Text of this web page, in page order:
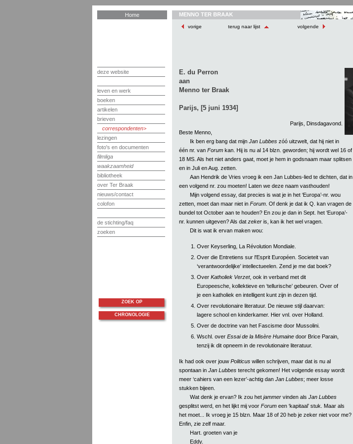
Home
deze website
leven en werk
boeken
artikelen
brieven
correspondenten
lezingen
foto's en documenten
filmliga
waakzaamheid
bibliotheek
over Ter Braak
nieuws/contact
colofon
de stichting/faq
zoeken
MENNO TER BRAAK
vorige terug naar lijst volgende
E. du Perron
aan
Menno ter Braak
Parijs, [5 juni 1934]
Parijs, Dinsdagavond.
Beste Menno,
Ik ben erg bang dat mijn Jan Lubbeszóó uitzwelt, dat hij niet in
één nr. van Forumkan. Hij is nu al 14 blzn. geworden; hij wordt wel 16 of
18 MS. Als het niet anders gaat, moet je hem in godsnaam maar splitsen
en in Juli en Aug. zetten.
Aan Hendrik de Vries vroeg ik een Jan Lubbes-lied te dichten, dat in
een volgend nr. zou moeten! Laten we deze naam vasthouden!
Mijn volgend essay, dat precies is wat je in het ‘Europa’-nr. wou
zetten, moet dan maar niet in Forum. Of denk je dat ik Q. kan vragen de
bundel tot October aan te houden? En zou je dan in Sept. het ‘Europa’-
nr. kunnen uitgeven? Als dat zekeris, kan ik het wel vragen.
Dit is wat ik ervan maken wou:
1.
Over Keyserling, La Révolution Mondiale.
2. Over die Entretiens sur l'Esprit Européen. Societeit van
‘verantwoordelijke’ intellectueelen. Zend je me dat boek?
3. Over Katholiek Verzet, ook in verband met dit
Europeesche, kollektieve en ‘tellurische’ gebeuren. Over of
je een katholiek en intelligent kunt zijn in dezen tijd.
4. Over revolutionaire literatuur. De nieuwe stijl daarvan:
lagere school en kinderkamer. Hier vnl. over Holland.
5. Over de doctrine van het Fascisme door Mussolini.
6. Wschl. over Essai de la Misère Humainedoor Brice Parain,
tenzij ik dit opneem in de revolutionaire literatuur.
Ik had ook over jouw Politicuswillen schrijven, maar dat is nu al
spontaan in Jan Lubbesterecht gekomen! Het volgende essay wordt
meer ‘cahiers van een lezer’-achtig dan Jan Lubbes; meer losse
stukken bijeen.
Wat denk je ervan? Ik zou het jammervinden als Jan Lubbes
gesplitst werd, en het lijkt mij voor Forumeen ‘kapitaal’ stuk. Maar als
het moet... Ik vroeg je 15 blzn. Maar 18 of 20 heb je zeker niet voor me?
Enfin, zie zelf maar.
Hart. groeten van je
Eddy.
ZOEK OP
CHRONOLOGIE